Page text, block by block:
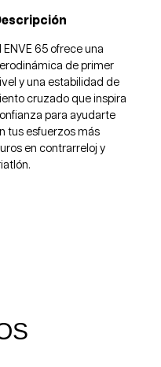
ENVE 65 ofrece una
de primer
y una estabilidad de
cruzado que inspira
para ayudarte
tus esfuerzos más
en contrarreloj y